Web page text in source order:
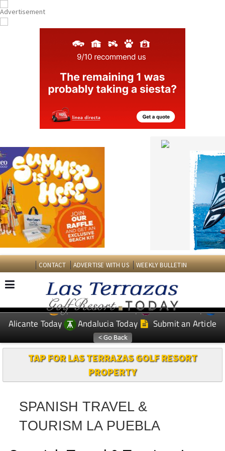
CONTACT ADVERTISE WITH US WEEKLY BULLETIN
EDITIONS: Spanish News Today
Murcia Today
Alicante Today
Andalucia Today Submit an Article
TAP FOR LAS TERRAZAS GOLF RESORT
PROPERTY
SPANISH TRAVEL &
TOURISM LA PUEBLA